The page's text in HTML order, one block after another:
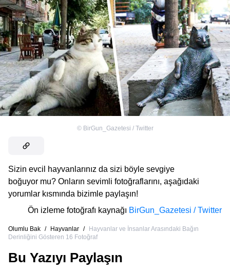
© BirGun_Gazetesi / Twitter
Sizin evcil hayvanlarınız da sizi böyle sevgiye
boğuyor mu? Onların sevimli fotoğraflarını, aşağıdaki
yorumlar kısmında bizimle paylaşın!
Ön izleme fotoğrafı kaynağı BirGun_Gazetesi / Twitter
Olumlu Bak / Hayvanlar /
Hayvanlar ve İnsanlar Arasındaki Bağın
Derinliğini Gösteren 16 Fotoğraf
Bu Yazıyı Paylaşın